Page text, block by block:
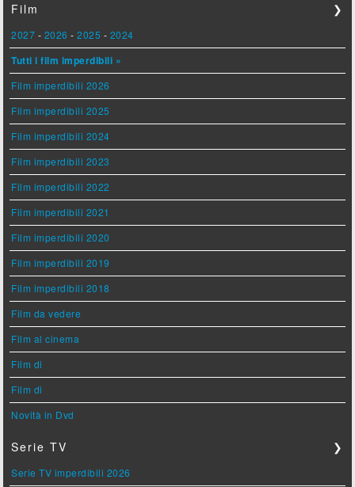
Film ❯
2027 - 2026 -2025 - 2024
Tutti i film imperdibili »
Film imperdibili 2026
Film imperdibili 2025
Film imperdibili 2024
Film imperdibili 2023
Film imperdibili 2022
Film imperdibili 2021
Film imperdibili 2020
Film imperdibili 2019
Film imperdibili 2018
Film da vedere
Film al cinema
Film di
Film di
Novità in Dvd
Serie TV ❯
Serie TV imperdibili 2026